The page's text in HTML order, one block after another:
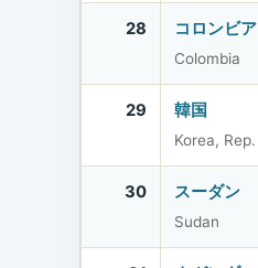
28 コロンビア
Colombia
29 韓国
Korea, Rep.
30 スーダン
Sudan